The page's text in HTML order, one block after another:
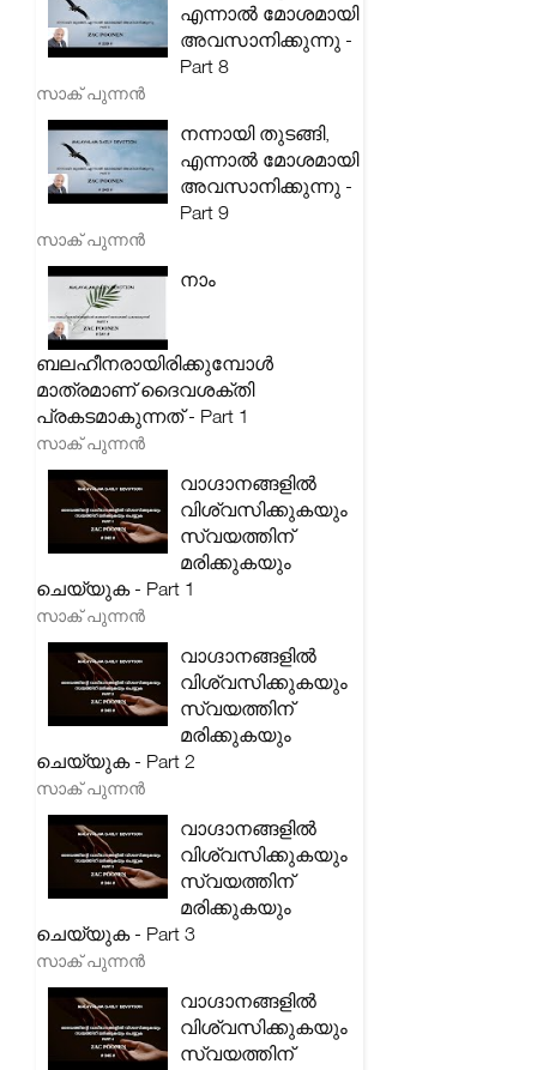
എന്നാൽ മോശമായി
അവസാനിക്കുന്നു -
Part 8
സാക് പുന്നൻ
നന്നായി തുടങ്ങി,
എന്നാൽ മോശമായി
അവസാനിക്കുന്നു -
Part 9
സാക് പുന്നൻ
നാം
ബലഹീനരായിരിക്കുമ്പോൾ
മാത്രമാണ് ദൈവശക്തി
പ്രകടമാകുന്നത് - Part 1
സാക് പുന്നൻ
വാഗ്ദാനങ്ങളിൽ
വിശ്വസിക്കുകയും
സ്വയത്തിന്
മരിക്കുകയും
ചെയ്യുക - Part 1
സാക് പുന്നൻ
വാഗ്ദാനങ്ങളിൽ
വിശ്വസിക്കുകയും
സ്വയത്തിന്
മരിക്കുകയും
ചെയ്യുക - Part 2
സാക് പുന്നൻ
വാഗ്ദാനങ്ങളിൽ
വിശ്വസിക്കുകയും
സ്വയത്തിന്
മരിക്കുകയും
ചെയ്യുക - Part 3
സാക് പുന്നൻ
വാഗ്ദാനങ്ങളിൽ
വിശ്വസിക്കുകയും
സ്വയത്തിന്